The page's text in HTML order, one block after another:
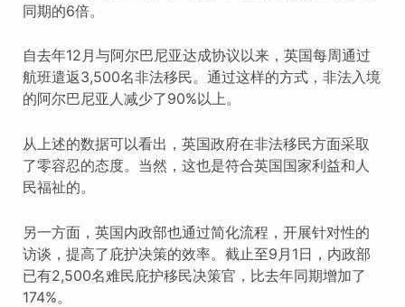
同期的6倍。
自去年12月与阿尔巴尼亚达成协议以来，英国每周通过
航班遣返3,500名非法移民。通过这样的方式，非法入境
的阿尔巴尼亚人减少了90%以上。
从上述的数据可以看出，英国政府在非法移民方面采取
了零容忍的态度。当然，这也是符合英国国家利益和人
民福祉的。
另一方面，英国内政部也通过简化流程，开展针对性的
访谈，提高了庇护决策的效率。截止至9月1日，内政部
已有2,500名难民庇护移民决策官，比去年同期增加了
174%。